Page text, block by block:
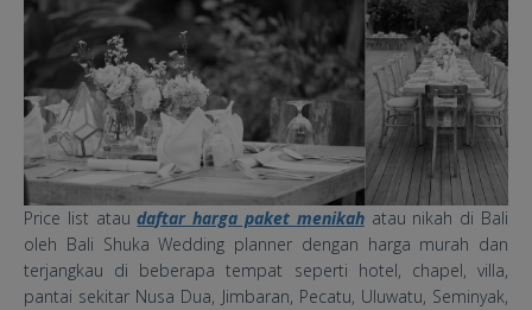
Price list ataudaftar harga paket menikahatau nikah di Bali
oleh Bali Shuka Wedding planner dengan harga murah dan
terjangkau di beberapa tempat seperti hotel, chapel, villa,
pantai sekitar Nusa Dua, Jimbaran, Pecatu, Uluwatu, Seminyak,